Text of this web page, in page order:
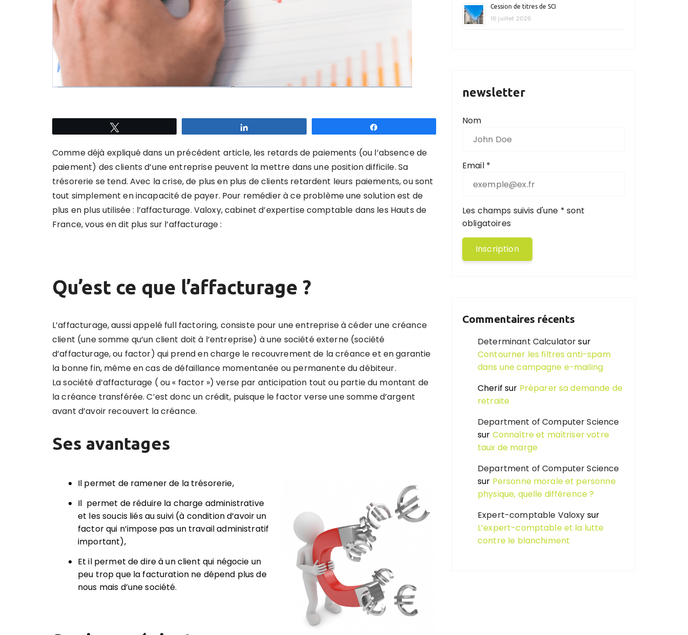
Comme déjà expliqué dans un précédent article, les retards de paiements (ou l’absence de
paiement) des clients d’une entreprise peuvent la mettre dans une position difficile. Sa
trésorerie se tend. Avec la crise, de plus en plus de clients retardent leurs paiements, ou sont
tout simplement en incapacité de payer. Pour remédier à ce problème une solution est de
plus en plus utilisée : l’affacturage. Valoxy, cabinet d’expertise comptable dans les Hauts de
France, vous en dit plus sur l’affacturage :
Qu’est ce que l’affacturage ?
L’affacturage, aussi appelé full factoring, consiste pour une entreprise à céder une créance
client (une somme qu’un client doit à l’entreprise) à une société externe (société
d’affacturage, ou factor) qui prend en charge le recouvrement de la créance et en garantie
la bonne fin, même en cas de défaillance momentanée ou permanente du débiteur.
La société d’affacturage ( ou « factor ») verse par anticipation tout ou partie du montant de
la créance transférée. C’est donc un crédit, puisque le factor verse une somme d’argent
avant d’avoir recouvert la créance.
Ses avantages
Il permet de ramener de la trésorerie,
Il permet de réduire la charge administrative
et les soucis liés au suivi (à condition d’avoir un
factor qui n’impose pas un travail administratif
important),
Et il permet de dire à un client qui négocie un
peu trop que la facturation ne dépend plus de
nous mais d’une société.
Cession de titres de SCI
16 juillet 2026
newsletter
Nom
Email *
Les champs suivis d'une * sont
obligatoires
Commentaires récents
Determinant Calculatorsur
Contourner les filtres anti-spam
dans une campagne e-mailing
Cherif sur Préparer sa demande de
retraite
Department of Computer Science
sur Connaître et maîtriser votre
taux de marge
Department of Computer Science
sur Personne morale et personne
physique, quelle différence ?
Expert-comptable Valoxy sur
L’expert-comptable et la lutte
contre le blanchiment